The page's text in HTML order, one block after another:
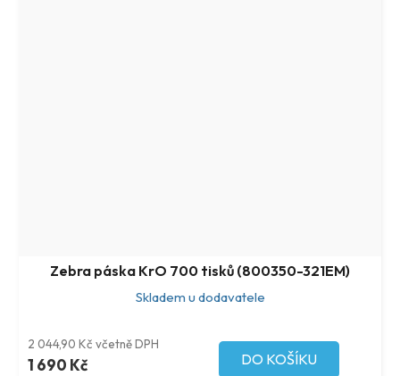
Zebra páska KrO 700 tisků (800350-321EM)
Skladem u dodavatele
2 044,90 Kč včetně DPH
1 690 Kč DO KOŠÍKU